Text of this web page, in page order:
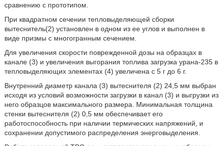
сравнению с прототипом.
При квадратном сечении тепловыделяющей сборки
вытеснитель(2) установлен в одном из ее углов и выполнен в
виде призмы с многогранным сечением.
Для увеличения скорости поврежденной дозы на образцах в
канале (3) и увеличения выгорания топлива загрузка урана-235 в
тепловыделяющих элементах (4) увеличена с 5 г до 6 г.
Внутренний диаметр канала (3) вытеснителя (2) 24,5 мм выбран
исходя из условий возможности загрузки в канал (3) и выгрузки из
него образцов максимального размера. Минимальная толщина
стенки вытеснителя (2) 0,5 мм обеспечивает его
работоспособность при наличии термических напряжений, и
сохранении допустимого распределения энерговыделения.